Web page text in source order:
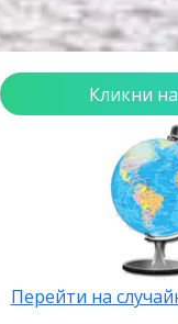
Кликни
Перейти на